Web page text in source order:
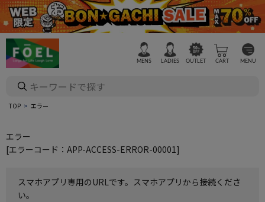
MENS LADIES OUTLET CART MENU
TOP エラー
エラー
[エラーコード：APP-ACCESS-ERROR-00001]
スマホアプリ専用のURLです。スマホアプリから接続くださ
い。